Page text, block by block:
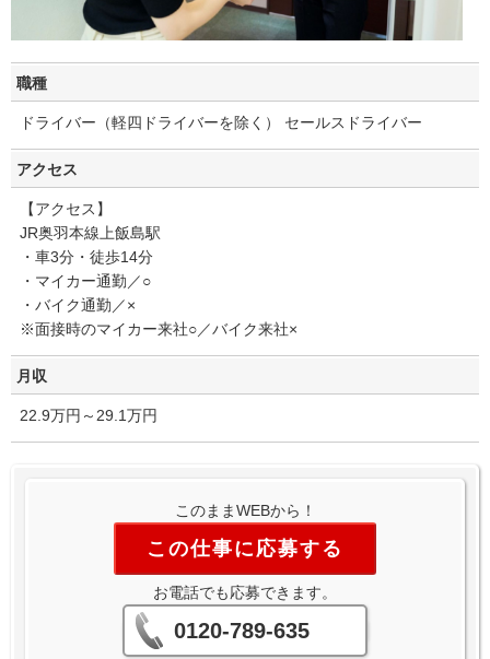
職種
ドライバー（軽四ドライバーを除く） セールスドライバー
アクセス
【アクセス】
JR奥羽本線上飯島駅
・車3分・徒歩14分
・マイカー通勤／○
・バイク通勤／×
※面接時のマイカー来社○／バイク来社×
月収
22.9万円～29.1万円
このままWEBから！
この仕事に応募する
お電話でも応募できます。
0120-789-635